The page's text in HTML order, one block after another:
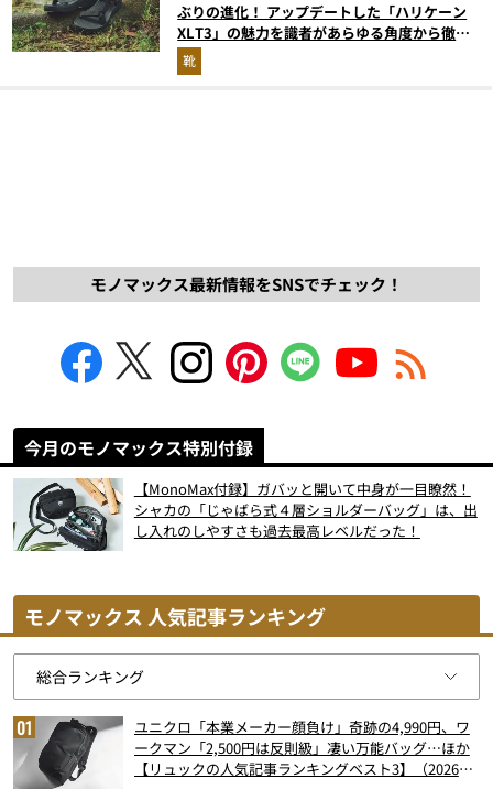
ぶりの進化！ アップデートした「ハリケーン
XLT3」の魅力を識者があらゆる角度から徹底
解説！
靴
モノマックス最新情報をSNSでチェック！
今月のモノマックス特別付録
【MonoMax付録】ガバッと開いて中身が一目瞭然！
シャカの「じゃばら式４層ショルダーバッグ」は、出
し入れのしやすさも過去最高レベルだった！
モノマックス 人気記事ランキング
ユニクロ「本業メーカー顔負け」奇跡の4,990円、ワ
ークマン「2,500円は反則級」凄い万能バッグ…ほか
【リュックの人気記事ランキングベスト3】（2026年